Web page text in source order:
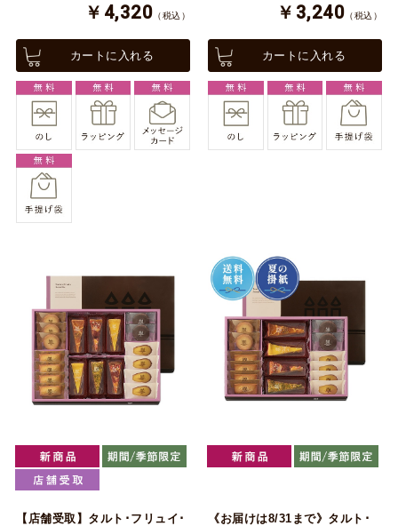
￥4,320 （税込）
カートに入れる
￥3,240 （税込）
カートに入れる
【店舗受取】タルト･フリュイ･
《お届けは8/31まで》タルト･